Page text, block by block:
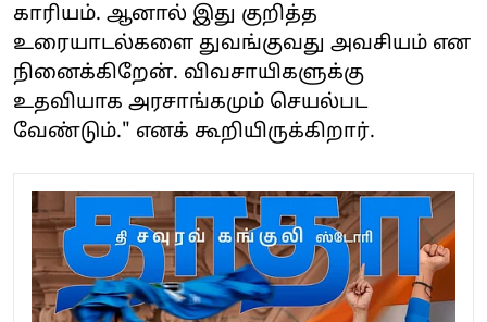
காரியம். ஆனால் இது குறித்த
உரையாடல்களை துவங்குவது அவசியம் என
நினைக்கிறேன். விவசாயிகளுக்கு
உதவியாக அரசாங்கமும் செயல்பட
வேண்டும்." எனக் கூறியிருக்கிறார்.